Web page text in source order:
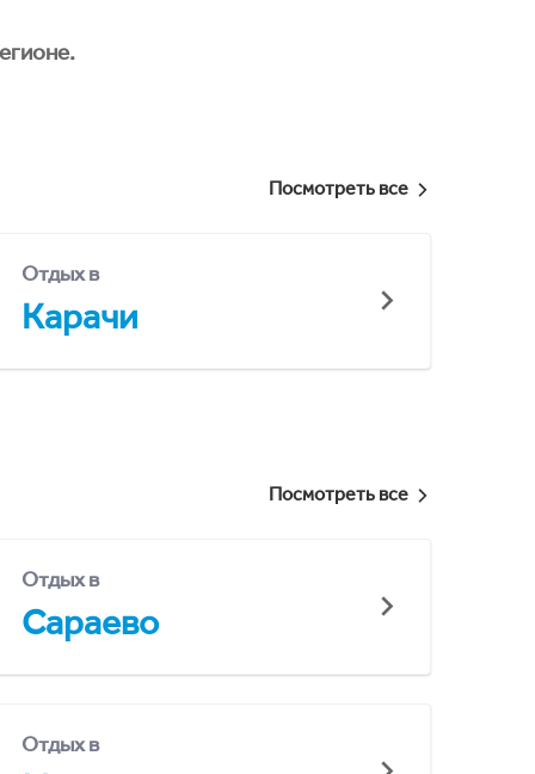
Посмотреть все
Отдых в
Карачи
Посмотреть все
Отдых в
Сараево
Отдых в